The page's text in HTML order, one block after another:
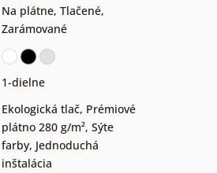
Na plátne, Tlačené,
Zarámované
1-dielne
Ekologická tlač, Prémiové
plátno 280 g/m², Sýte
farby, Jednoduchá
inštalácia